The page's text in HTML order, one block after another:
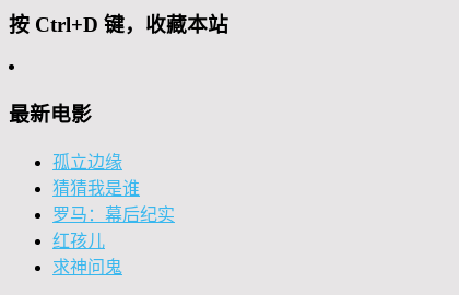
按 Ctrl+D 键，收藏本站
最新电影
孤立边缘
猜猜我是谁
罗马：幕后纪实
红孩儿
求神问鬼